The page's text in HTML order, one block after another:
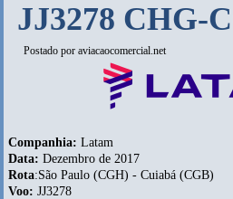
JJ3278 CHG-
Postado poraviacaocomercial.net
Companhia: Latam
Data: Dezembro de 2017
Rota:São Paulo (CGH) - Cuiabá (CGB)
Voo: JJ3278